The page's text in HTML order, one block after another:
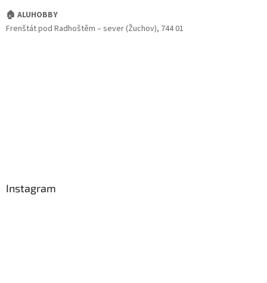
🏠 ALUHOBBY
Frenštát pod Radhoštěm – sever (Žuchov), 744 01
Instagram